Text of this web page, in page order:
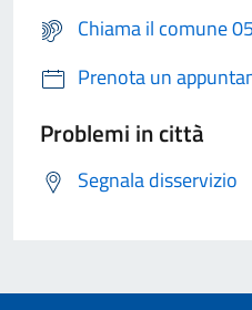
Chiama il comune
Prenota un
Problemi in città
Segnala disservizio